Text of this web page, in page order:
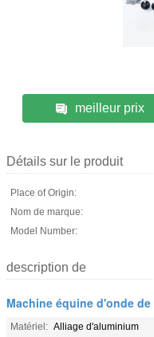
meilleur prix
Détails sur le produit
Place of Origin:
Nom de marque:
Model Number:
description de
Machine équine d'onde
Matériel: Alliage d'aluminium